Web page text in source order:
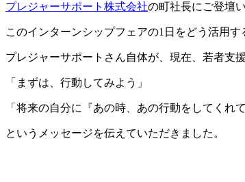
プレジャーサポート株式会社の町社長にご登壇
このインターンシップフェアの1日をどう活用
プレジャーサポートさん自体が、現在、若者支
「まずは、行動してみよう」
「将来の自分に『あの時、あの行動をしてくれ
というメッセージを伝えていただきました。